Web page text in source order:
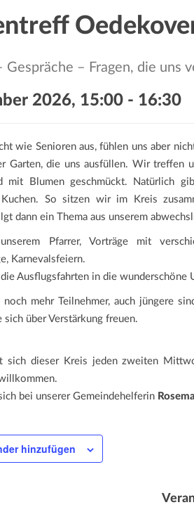
Gespräche – Fragen, die uns
2026, 15:00 - 16:30
wie Senioren aus, fühlen uns aber
Garten, die uns ausfüllen. Wir treffen
mit Blumen geschmückt. Natürlich
Kuchen. So sitzen wir im Kreis
dann ein Thema aus unserem
Pfarrer, Vorträge mit
Karnevalsfeiern.
Ausflugsfahrten in die wunderschöne
mehr Teilnehmer, auch jüngere
sich über Verstärkung freuen.
sich dieser Kreis jeden zweiten
bei unserer Gemeindehelferin
hinzufügen